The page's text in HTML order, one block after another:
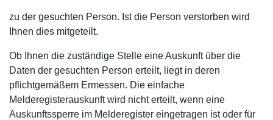
zu der gesuchten Person. Ist die Person verstorben wird
Ihnen dies mitgeteilt.
Ob Ihnen die zuständige Stelle eine Auskunft über die
Daten der gesuchten Person erteilt, liegt in deren
pflichtgemäßem Ermessen. Die einfache
Melderegisterauskunft wird nicht erteilt, wenn eine
Auskunftssperre im Melderegister eingetragen ist oder für